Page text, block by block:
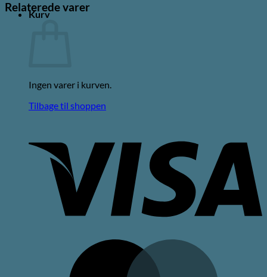
Kurv
Ingen varer i kurven.
Tilbage til shoppen
Relaterede varer